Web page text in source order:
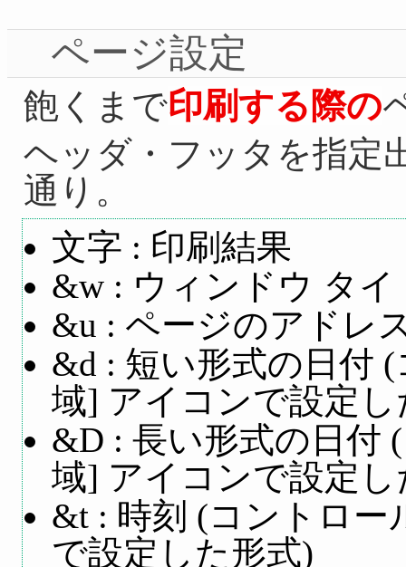
ページ設定
飽くまで印刷する際の
ヘッダ・フッタを指定
通り。
文字 : 印刷結果
&w : ウィンドウ タイ
&u : ページのアドレ
&d : 短い形式の日付
域] アイコンで設定し
&D : 長い形式の日付
域] アイコンで設定し
&t : 時刻 (コントロー
で設定した形式)